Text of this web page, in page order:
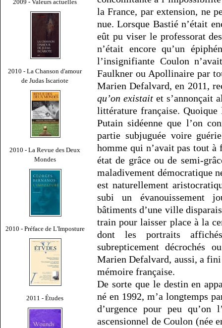
2009 - Valeurs actuelles
2010 - La Chanson d'amour
de Judas Iscariote
2010 - La Revue des Deux
Mondes
2010 - Préface de L'Imposture
2011 - Études
la France, par extension, ne
nue. Lorsque Bastié n’était
eût pu viser le professorat
n’était encore qu’un
l’insignifiante Coulon
Faulkner ou Apollinaire par
Marien Defalvard, en 2011,
qu’on existaitet s’annonçait
littérature française. Quoique
Putain sidéenne que l’on
partie subjuguée voire
homme qui n’avait pas tout à
état de grâce ou de semi-
maladivement démocratique
est naturellement
subi un évanouissement
bâtiments d’une ville
train pour laisser place à la
dont les portraits
subrepticement décrochés
Marien Defalvard, aussi, a
mémoire française.
De sorte que le destin en
né en 1992, m’a longtemps
d’urgence pour peu qu’on
ascensionnel de Coulon (née